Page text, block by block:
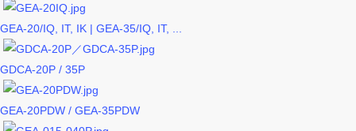
GEA-20/IQ, IT, IK | GEA-35/IQ, IT, ...
GDCA-20P / 35P
GEA-20PDW / GEA-35PDW